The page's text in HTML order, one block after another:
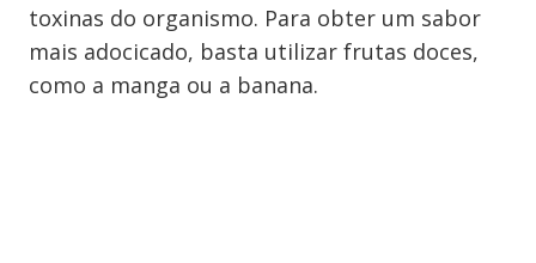
toxinas do organismo. Para obter um sabor
mais adocicado, basta utilizar frutas doces,
como a manga ou a banana.